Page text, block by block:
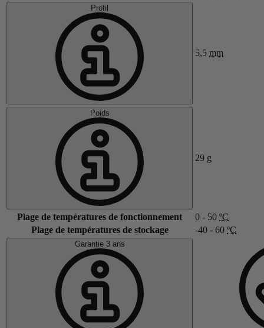
Profil
5,5 mm
Poids
29 g
Plage de températures de fonctionnement 0 - 50 ºC
Plage de températures de stockage
-40 - 60 ºC
Garantie 3 ans